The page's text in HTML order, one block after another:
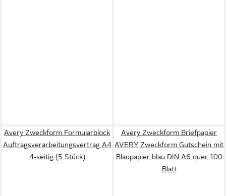
Avery Zweckform Formularblock
Auftragsverarbeitungsvertrag A4
4-seitig (5 Stück)
Avery Zweckform Briefpapier
AVERY Zweckform Gutschein mit
Blaupapier blau DIN A6 quer 100
Blatt